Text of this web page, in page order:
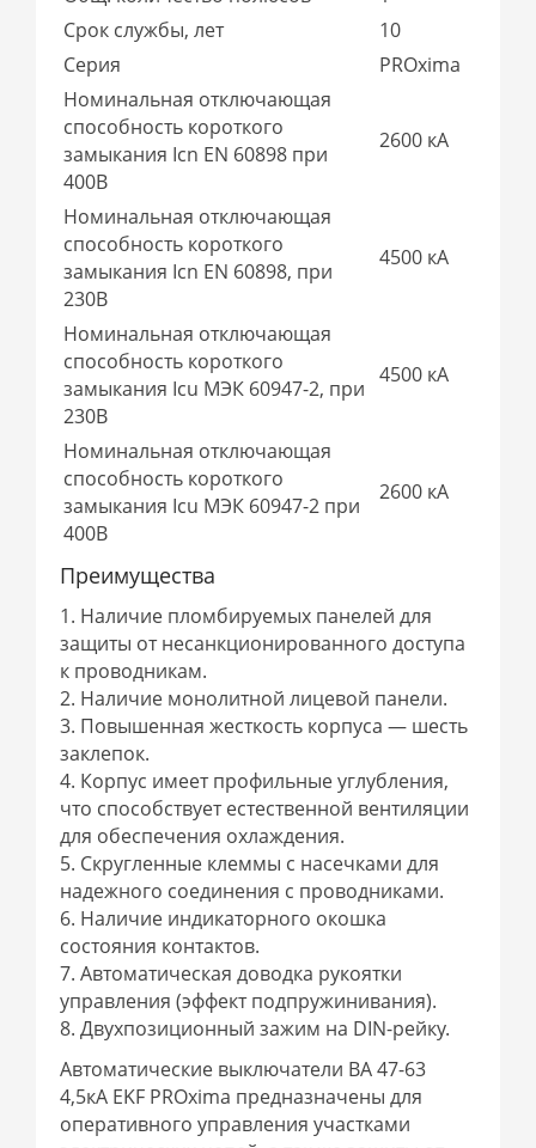
Срок службы, лет
10
Серия
PROxima
Номинальная отключающая
способность короткого
замыкания Icn EN 60898 при
400В
2600 кА
Номинальная отключающая
способность короткого
замыкания Icn EN 60898, при
230В
4500 кА
Номинальная отключающая
способность короткого
замыкания Icu МЭК 60947-2, при
230В
4500 кА
Номинальная отключающая
способность короткого
замыкания Icu МЭК 60947-2 при
400В
2600 кА
Преимущества
1. Наличие пломбируемых панелей для
защиты от несанкционированного доступа
к проводникам.
2. Наличие монолитной лицевой панели.
3. Повышенная жесткость корпуса — шесть
заклепок.
4. Корпус имеет профильные углубления,
что способствует естественной вентиляции
для обеспечения охлаждения.
5. Cкругленные клеммы с насечками для
надежного соединения с проводниками.
6. Наличие индикаторного окошка
состояния контактов.
7. Автоматическая доводка рукоятки
управления (эффект подпружинивания).
8. Двухпозиционный зажим на DIN-рейку.
Автоматические выключатели ВА 47-63
4,5кА EKF PROxima предназначены для
оперативного управления участками